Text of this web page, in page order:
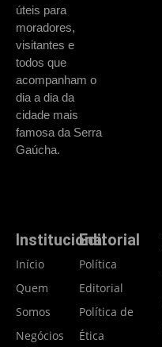
úteis para
moradores,
visitantes e
todos que
acompanham o
dia a dia da
cidade mais
famosa da Serra
Gaúcha.
Institucional
Início
Quem
Somos
Negócios
Editorial
Política
Editorial
Política de
Ética